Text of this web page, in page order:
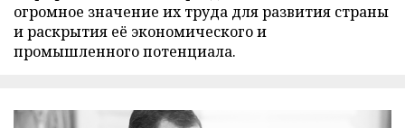
огромное значение их труда для развития страны
и раскрытия её экономического и
промышленного потенциала.